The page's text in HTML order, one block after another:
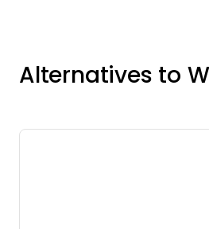
Alternatives to